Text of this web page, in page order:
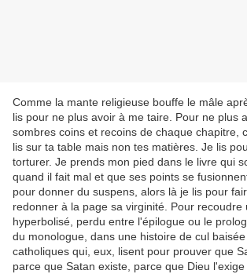
Comme la mante religieuse bouffe le mâle
lis pour ne plus avoir à me taire. Pour ne plus
sombres coins et recoins de chaque chapitre,
lis sur ta table mais non tes matières. Je lis
torturer. Je prends mon pied dans le livre qui
quand il fait mal et que ses points se
pour donner du suspens, alors là je lis pour
redonner à la page sa virginité. Pour recoudre
hyperbolisé, perdu entre l'épilogue ou le
du monologue, dans une histoire de cul
catholiques qui, eux, lisent pour prouver que
parce que Satan existe, parce que Dieu l'exige